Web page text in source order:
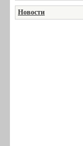
Новости